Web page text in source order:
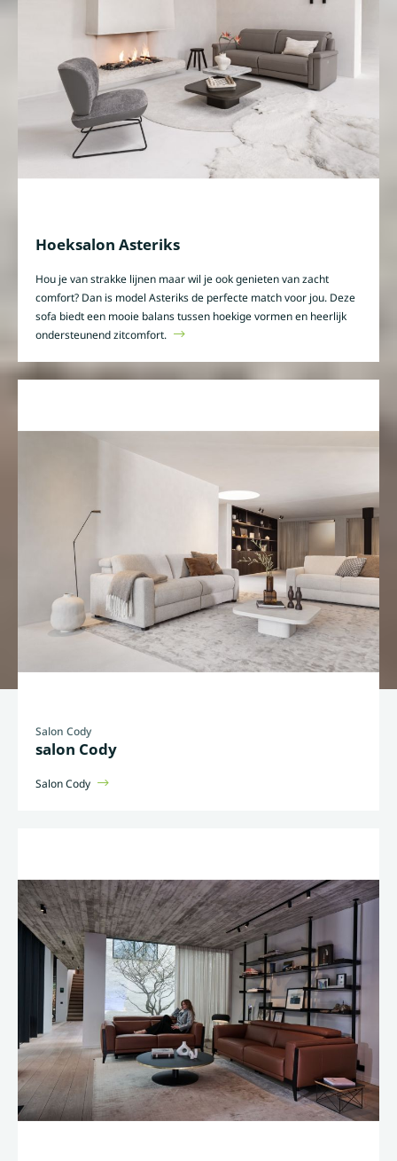
Hoeksalon Asteriks
Hou je van strakke lijnen maar wil je ook genieten van zacht
comfort? Dan is model Asteriks de perfecte match voor jou. Deze
sofa biedt een mooie balans tussen hoekige vormen en heerlijk
ondersteunend zitcomfort.
Salon Cody
salon Cody
Salon Cody